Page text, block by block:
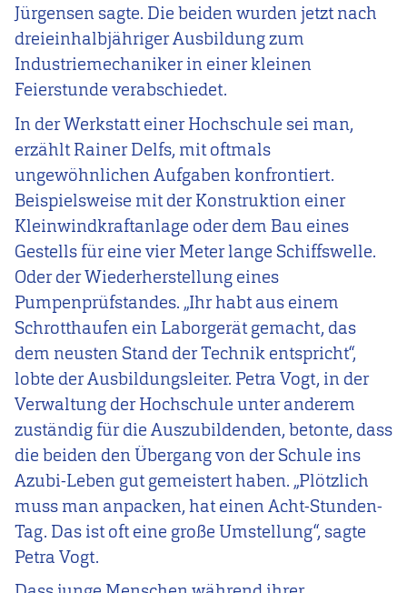
Jürgensen sagte. Die beiden wurden jetzt nach
dreieinhalbjähriger Ausbildung zum
Industriemechaniker in einer kleinen
Feierstunde verabschiedet.
In der Werkstatt einer Hochschule sei man,
erzählt Rainer Delfs, mit oftmals
ungewöhnlichen Aufgaben konfrontiert.
Beispielsweise mit der Konstruktion einer
Kleinwindkraftanlage oder dem Bau eines
Gestells für eine vier Meter lange Schiffswelle.
Oder der Wiederherstellung eines
Pumpenprüfstandes. „Ihr habt aus einem
Schrotthaufen ein Laborgerät gemacht, das
dem neusten Stand der Technik entspricht“,
lobte der Ausbildungsleiter. Petra Vogt, in der
Verwaltung der Hochschule unter anderem
zuständig für die Auszubildenden, betonte, dass
die beiden den Übergang von der Schule ins
Azubi-Leben gut gemeistert haben. „Plötzlich
muss man anpacken, hat einen Acht-Stunden-
Tag. Das ist oft eine große Umstellung“, sagte
Petra Vogt.